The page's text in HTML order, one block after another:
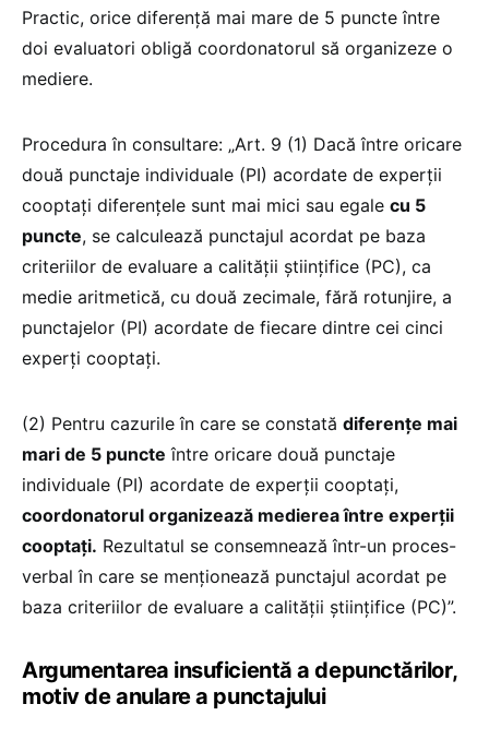
Practic, orice diferență mai mare de 5 puncte între
doi evaluatori obligă coordonatorul să organizeze o
mediere.
Procedura în consultare: „Art. 9 (1) Dacă între oricare
două punctaje individuale (PI) acordate de experții
cooptați diferențele sunt mai mici sau egale cu 5
puncte, se calculează punctajul acordat pe baza
criteriilor de evaluare a calității științifice (PC), ca
medie aritmetică, cu două zecimale, fără rotunjire, a
punctajelor (PI) acordate de fiecare dintre cei cinci
experți cooptați.
(2) Pentru cazurile în care se constată diferențe mai
mari de 5 puncte între oricare două punctaje
individuale (PI) acordate de experții cooptați,
coordonatorul organizează medierea între experții
cooptați. Rezultatul se consemnează într-un proces-
verbal în care se menționează punctajul acordat pe
baza criteriilor de evaluare a calității științifice (PC)”.
Argumentarea insuficientă a depunctărilor,
motiv de anulare a punctajului